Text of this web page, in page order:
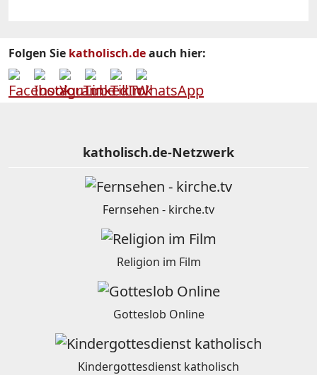
Folgen Sie katholisch.deauch hier:
katholisch.de-Netzwerk
Fernsehen - kirche.tv
Religion im Film
Gotteslob Online
Kindergottesdienst katholisch